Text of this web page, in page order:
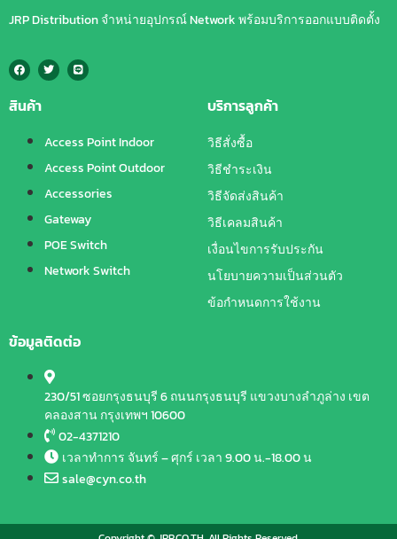
JRP Distribution จำหน่ายอุปกรณ์ Network พร้อมบริการออกแบบติดตั้ง
สินค้า
Access Point Indoor
Access Point Outdoor
Accessories
Gateway
POE Switch
Network Switch
บริการลูกค้า
วิธีสั่งซื้อ
วิธีชำระเงิน
วิธีจัดส่งสินค้า
วิธีเคลมสินค้า
เงื่อนไขการรับประกัน
นโยบายความเป็นส่วนตัว
ข้อกำหนดการใช้งาน
ข้อมูลติดต่อ
230/51 ซอยกรุงธนบุรี 6 ถนนกรุงธนบุรี แขวงบางลำภูล่าง เขต
คลองสาน กรุงเทพฯ 10600
02-4371210
เวลาทำการ จันทร์ – ศุกร์ เวลา 9.00 น.-18.00 น
sale@cyn.co.th